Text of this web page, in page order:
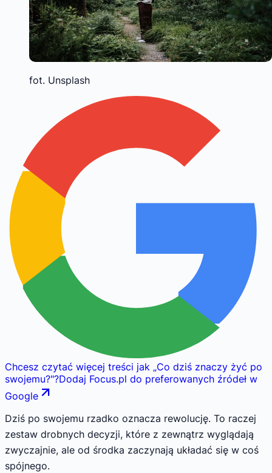
fot. Unsplash
Chcesz czytać więcej treści jak „Co dziś znaczy żyć po
swojemu?"?Dodaj Focus.pl do preferowanych źródeł w
Google
Dziś po swojemu rzadko oznacza rewolucję. To raczej
zestaw drobnych decyzji, które z zewnątrz wyglądają
zwyczajnie, ale od środka zaczynają układać się w coś
spójnego.